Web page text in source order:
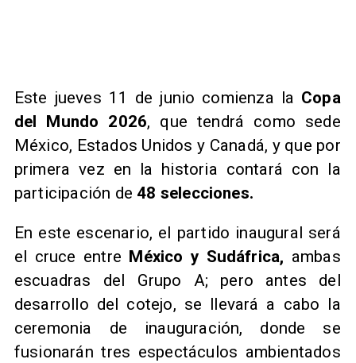
Este jueves 11 de junio comienza la Copa
del Mundo 2026, que tendrá como sede
México, Estados Unidos y Canadá, y que por
primera vez en la historia contará con la
participación de 48 selecciones.
En este escenario, el partido inaugural será
el cruce entre México y Sudáfrica, ambas
escuadras del Grupo A; pero antes del
desarrollo del cotejo, se llevará a cabo la
ceremonia de inauguración, donde se
fusionarán tres espectáculos ambientados